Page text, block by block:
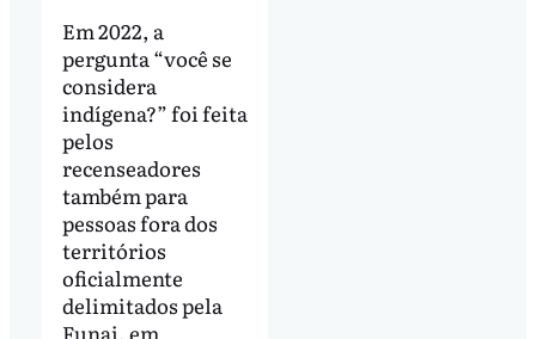
Em 2022, a
pergunta “você se
considera
indígena?” foi feita
pelos
recenseadores
também para
pessoas fora dos
territórios
oficialmente
delimitados pela
Funai, em